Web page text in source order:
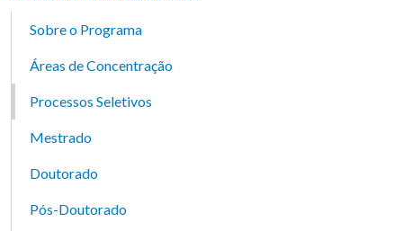
Sobre o Programa
Áreas de Concentração
Processos Seletivos
Mestrado
Doutorado
Pós-Doutorado